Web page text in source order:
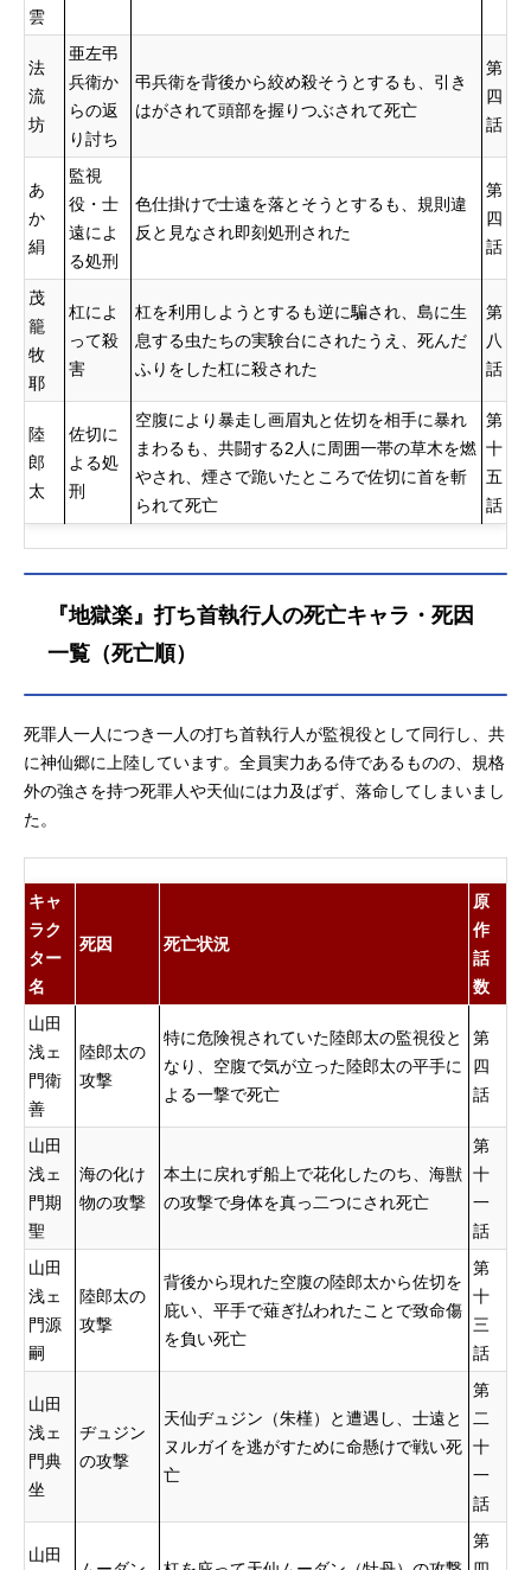
雲
法
流
坊
亜左弔
兵衛か
らの返
り討ち
弔兵衛を背後から絞め殺そうとするも、引き
はがされて頭部を握りつぶされて死亡
第
四
話
あ
か
絹
監視
役・士
遠によ
る処刑
色仕掛けで士遠を落とそうとするも、規則違
反と見なされ即刻処刑された
第
四
話
茂
籠
牧
耶
杠によ
って殺
害
杠を利用しようとするも逆に騙され、島に生
息する虫たちの実験台にされたうえ、死んだ
ふりをした杠に殺された
第
八
話
陸
郎
太
佐切に
よる処
刑
空腹により暴走し画眉丸と佐切を相手に暴れ
まわるも、共闘する2人に周囲一帯の草木を燃
やされ、煙さで跪いたところで佐切に首を斬
られて死亡
第
十
五
話
『地獄楽』打ち首執行人の死亡キャラ・死因
一覧（死亡順）
死罪人一人につき一人の打ち首執行人が監視役として同行し、共
に神仙郷に上陸しています。全員実力ある侍であるものの、規格
外の強さを持つ死罪人や天仙には力及ばず、落命してしまいまし
た。
キャ
ラク
ター
名
死因 死亡状況
原
作
話
数
山田
浅ェ
門衛
善
陸郎太の
攻撃
特に危険視されていた陸郎太の監視役と
なり、空腹で気が立った陸郎太の平手に
よる一撃で死亡
第
四
話
山田
浅ェ
門期
聖
海の化け
物の攻撃
本土に戻れず船上で花化したのち、海獣
の攻撃で身体を真っ二つにされ死亡
第
十
一
話
山田
浅ェ
門源
嗣
陸郎太の
攻撃
背後から現れた空腹の陸郎太から佐切を
庇い、平手で薙ぎ払われたことで致命傷
を負い死亡
第
十
三
話
山田
浅ェ
門典
坐
ヂュジン
の攻撃
天仙ヂュジン（朱槿）と遭遇し、士遠と
ヌルガイを逃がすために命懸けで戦い死
亡
第
二
十
一
話
山田
第